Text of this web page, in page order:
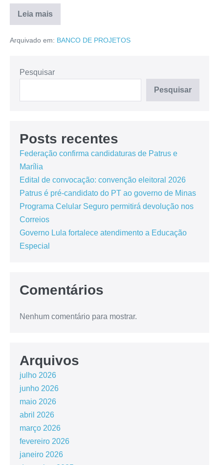
Leia mais
Arquivado em: BANCO DE PROJETOS
Pesquisar
Pesquisar
Posts recentes
Federação confirma candidaturas de Patrus e
Marília
Edital de convocação: convenção eleitoral 2026
Patrus é pré-candidato do PT ao governo de Minas
Programa Celular Seguro permitirá devolução nos
Correios
Governo Lula fortalece atendimento a Educação
Especial
Comentários
Nenhum comentário para mostrar.
Arquivos
julho 2026
junho 2026
maio 2026
abril 2026
março 2026
fevereiro 2026
janeiro 2026